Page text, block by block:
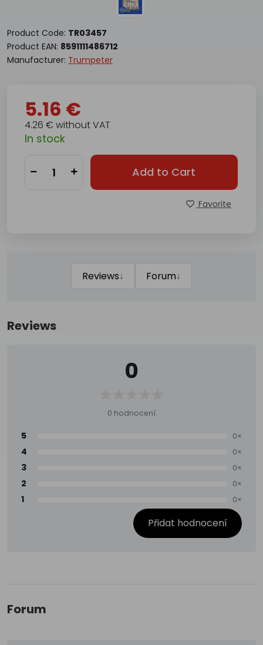
Product Code: TR03457
Product EAN: 8591111486712
Manufacturer: Trumpeter
5.16 €
4.26 € without VAT
In stock
Add to Cart
Favorite
Reviews↓ Forum↓
Reviews
0
0 hodnocení
5 0×
4 0×
3 0×
2 0×
1 0×
Přidat hodnocení
Forum